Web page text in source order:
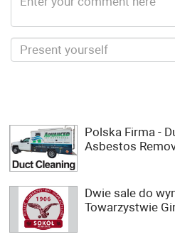
Polska Firma -
Asbestos
Dwie sale do
Towarzystwie